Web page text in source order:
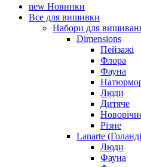
new Новинки
Все для вишивки
Набори для
Dimensions
Пейзажі
Флора
Фауна
Люди
Дитяче
Різне
Lanarte
Люди
Фауна